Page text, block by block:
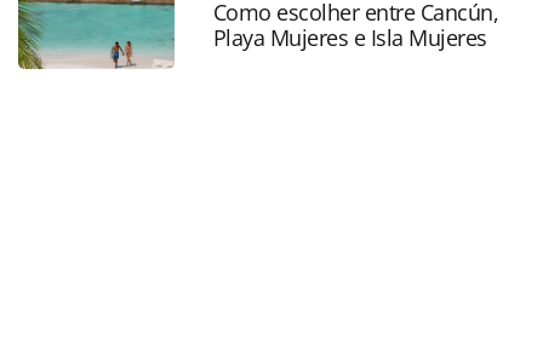
oferecidas na página. Todo o conteúdo produzido pela
PANROTAS Editora é protegido pela legislação brasileira
sobre direito autoral. Não reproduza o conteúdo sem
Como escolher entre Cancún,
Playa Mujeres e Isla Mujeres